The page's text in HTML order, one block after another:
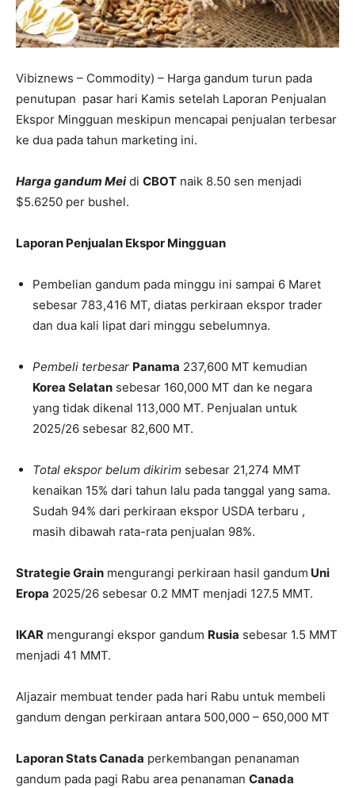
Vibiznews – Commodity) – Harga gandum turun pada
penutupan pasar hari Kamis setelah Laporan Penjualan
Ekspor Mingguan meskipun mencapai penjualan terbesar
ke dua pada tahun marketing ini.
Harga gandum Meidi CBOT naik 8.50 sen menjadi
$5.6250 per bushel.
Laporan Penjualan Ekspor Mingguan
Pembelian gandum pada minggu ini sampai 6 Maret
sebesar 783,416 MT, diatas perkiraan ekspor trader
dan dua kali lipat dari minggu sebelumnya.
Pembeli terbesar Panama 237,600 MT kemudian
Korea Selatan sebesar 160,000 MT dan ke negara
yang tidak dikenal 113,000 MT. Penjualan untuk
2025/26 sebesar 82,600 MT.
Total ekspor belum dikirim sebesar 21,274 MMT
kenaikan 15% dari tahun lalu pada tanggal yang sama.
Sudah 94% dari perkiraan ekspor USDA terbaru ,
masih dibawah rata-rata penjualan 98%.
Strategie Grain mengurangi perkiraan hasil gandum Uni
Eropa 2025/26 sebesar 0.2 MMT menjadi 127.5 MMT.
IKAR mengurangi ekspor gandum Rusia sebesar 1.5 MMT
menjadi 41 MMT.
Aljazair membuat tender pada hari Rabu untuk membeli
gandum dengan perkiraan antara 500,000 – 650,000 MT
Laporan Stats Canada perkembangan penanaman
gandum pada pagi Rabu area penanaman Canada